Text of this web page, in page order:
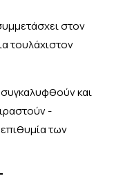
στον
τουλάχιστον
και
-
των